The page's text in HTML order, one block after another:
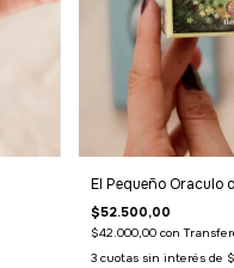
El Pequeño Oraculo
$52.500,00
$42.000,00 con
3 cuotas sin interés de